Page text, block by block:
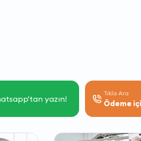
yazın!
Tıkla Ara
Ödeme